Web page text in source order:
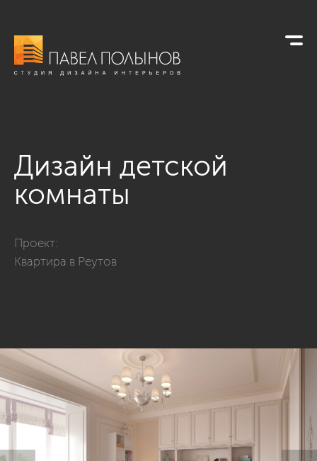
Дизайн детской
комнаты
Проект:
Квартира в Реутов